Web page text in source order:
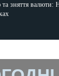
та зняття валюти: